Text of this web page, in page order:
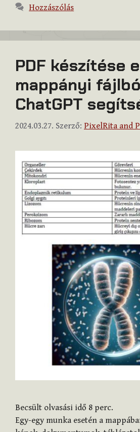
Hozzászólás
PDF készítése
mappányi
ChatGPT
2024.03.27. Szerző: PixelRita and
Becsült olvasási idő 8 perc.
Egy-egy munka esetén a